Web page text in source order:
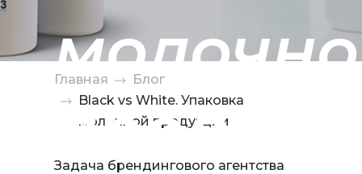
Главная
Блог
Black vs White. Упаковка
молочной продукции
Задача брендингового агентства